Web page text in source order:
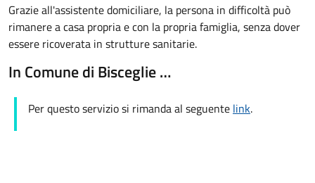
Grazie all'assistente domiciliare, la persona in difficoltà può
rimanere a casa propria e con la propria famiglia, senza dover
essere ricoverata in strutture sanitarie.
In Comune di Bisceglie …
Per questo servizio si rimanda al seguente link.